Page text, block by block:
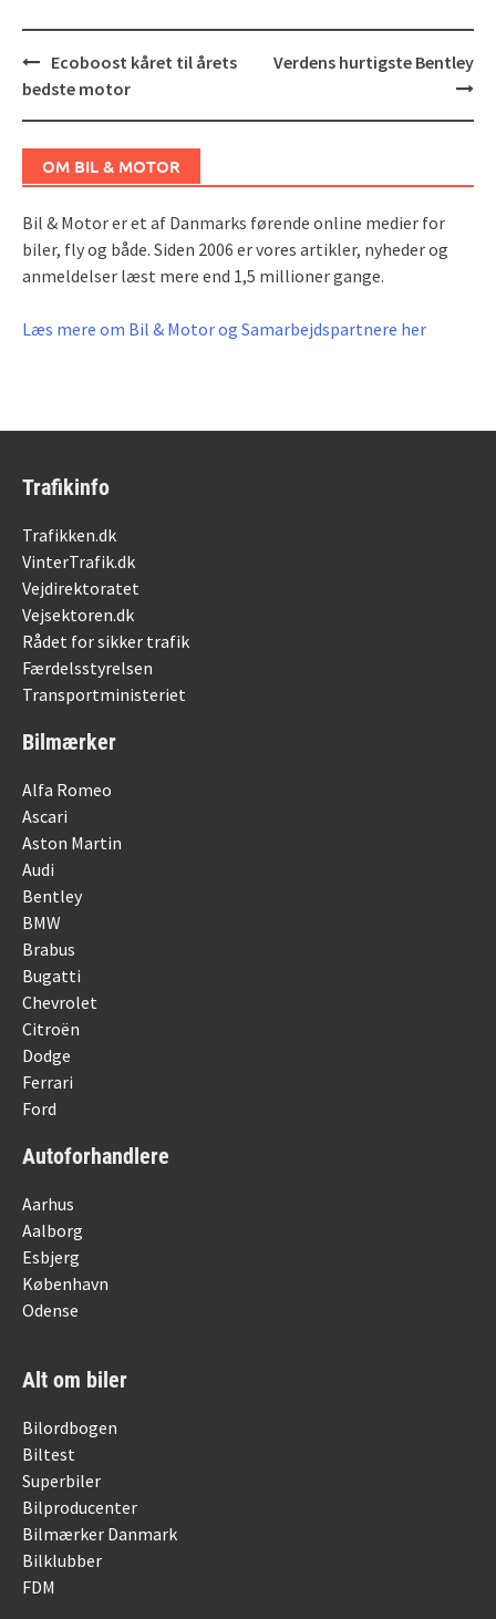
Post
navigation
Ecoboost kåret til årets
bedste motor
Verdens hurtigste Bentley
OM BIL & MOTOR
Bil & Motor er et af Danmarks førende online medier for
biler, fly og både. Siden 2006 er vores artikler, nyheder og
anmeldelser læst mere end 1,5 millioner gange.
Læs mere om Bil & Motor og Samarbejdspartnere her
Trafikinfo
Trafikken.dk
VinterTrafik.dk
Vejdirektoratet
Vejsektoren.dk
Rådet for sikker trafik
Færdelsstyrelsen
Transportministeriet
Bilmærker
Alfa Romeo
Ascari
Aston Martin
Audi
Bentley
BMW
Brabus
Bugatti
Chevrolet
Citroën
Dodge
Ferrari
Ford
Autoforhandlere
Aarhus
Aalborg
Esbjerg
København
Odense
Alt om biler
Bilordbogen
Biltest
Superbiler
Bilproducenter
Bilmærker Danmark
Bilklubber
FDM